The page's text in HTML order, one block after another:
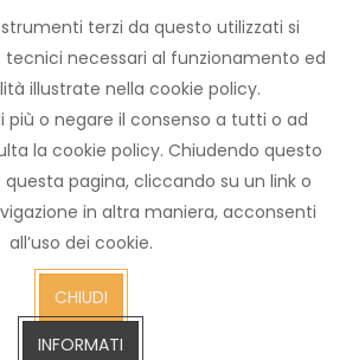
terzi da questo utilizzati si
tecnici necessari al funzionamento ed
illustrate nella cookie policy.
più o negare il consenso a tutti o ad
la cookie policy. Chiudendo questo
pagina, cliccando su un link o
in altra maniera, acconsenti
all’uso dei cookie.
CHIUDI
INFORMATI
FINO A GENNAIO 2023